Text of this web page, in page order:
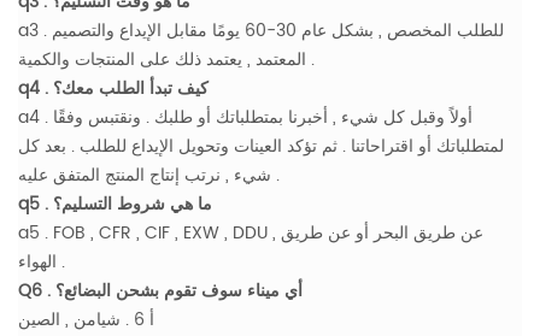
a3 . للطلب المخصص , بشكل عام 30-60 يومًا مقابل الإيداع والتصميم
المعتمد , يعتمد ذلك على المنتجات والكمية .
q4 . كيف تبدأ الطلب معك؟
a4 . أولاً وقبل كل شيء , أخبرنا بمتطلباتك أو طلبك . ونقتبس وفقًا
لمتطلباتك أو اقتراحاتنا . ثم تؤكد العينات وتحويل الإيداع للطلب . بعد كل
شيء , نرتب إنتاج المنتج المتفق عليه .
q5 . ما هي شروط التسليم؟
a5 . FOB , CFR , CIF , EXW , DDU , عن طريق البحر أو عن طريق
الهواء .
Q6 . أي ميناء سوف تقوم بشحن البضائع؟
أ 6 . شيامن , الصين